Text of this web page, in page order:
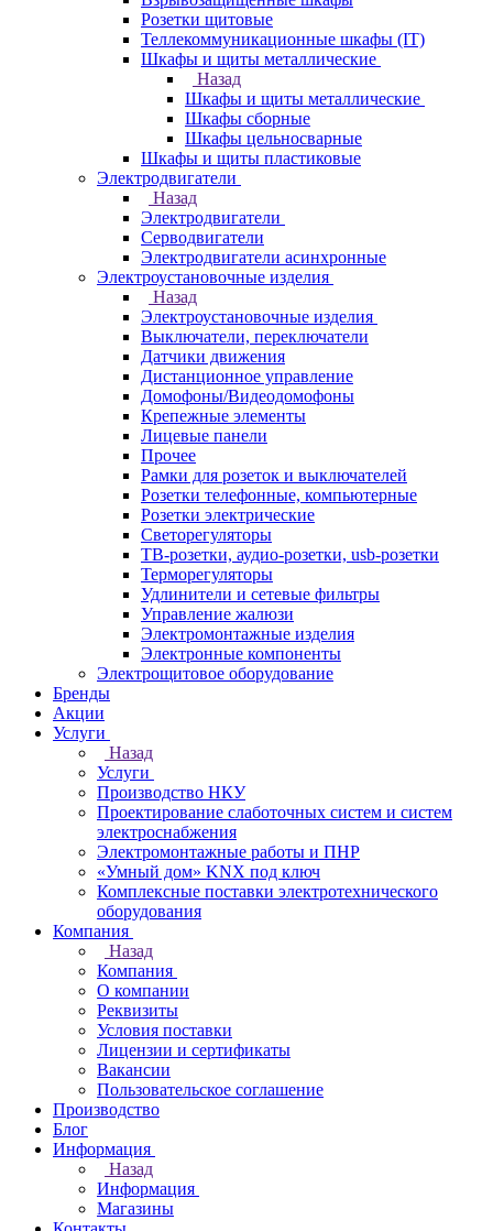
Розетки щитовые
Теллекоммуникационные шкафы (IT)
Шкафы и щиты металлические
Назад
Шкафы и щиты металлические
Шкафы сборные
Шкафы цельносварные
Шкафы и щиты пластиковые
Электродвигатели
Назад
Электродвигатели
Серводвигатели
Электродвигатели асинхронные
Электроустановочные изделия
Назад
Электроустановочные изделия
Выключатели, переключатели
Датчики движения
Дистанционное управление
Домофоны/Видеодомофоны
Крепежные элементы
Лицевые панели
Прочее
Рамки для розеток и выключателей
Розетки телефонные, компьютерные
Розетки электрические
Светорегуляторы
ТВ-розетки, аудио-розетки, usb-розетки
Терморегуляторы
Удлинители и сетевые фильтры
Управление жалюзи
Электромонтажные изделия
Электронные компоненты
Электрощитовое оборудование
Бренды
Акции
Услуги
Назад
Услуги
Производство НКУ
Проектирование слаботочных систем и систем
электроснабжения
Электромонтажные работы и ПНР
«Умный дом» KNX под ключ
Комплексные поставки электротехнического
оборудования
Компания
Назад
Компания
О компании
Реквизиты
Условия поставки
Лицензии и сертификаты
Вакансии
Пользовательское соглашение
Производство
Блог
Информация
Назад
Информация
Магазины